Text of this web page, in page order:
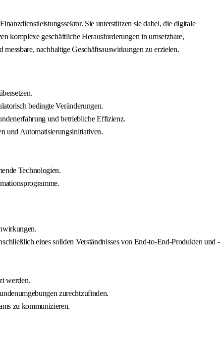
Sie unterstützen sie dabei, die digitale
komplexe geschäftliche Herausforderungen in umsetzbare,
nachhaltige Geschäftsauswirkungen zu erzielen.
bedingte Veränderungen.
und betriebliche Effizienz.
und Automatisierungsinitiativen.
Technologien.
eines soliden Verständnisses von End-to-End-Produkten und -
werden.
zurechtzufinden.
zu kommunizieren.